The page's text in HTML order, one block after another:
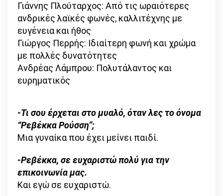
Γιάννης Πλούταρχος: Από τις ωραιότερες
ανδρικές λαϊκές φωνές, καλλιτέχνης με
ευγένεια και ήθος
Γιώργος Περρής: Ιδιαίτερη φωνή και χρώμα
με πολλές δυνατότητες
Ανδρέας Λάμπρου: Πολυτάλαντος και
ευρηματικός
-Τι σου έρχεται στο μυαλό, όταν λες το όνομα
“Ρεβέκκα Ρούσση”;
Μια γυναίκα που έχει μείνει παιδί.
-Ρεβέκκα, σε ευχαριστώ πολύ για την
επικοινωνία μας.
Και εγώ σε ευχαριστώ.